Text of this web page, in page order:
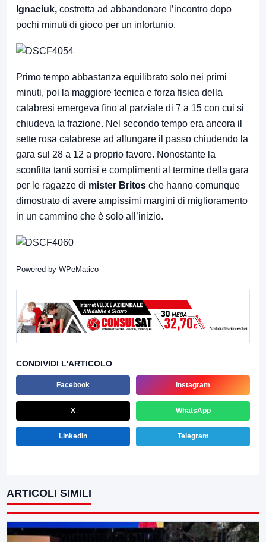
Ignaciuk, costretta ad abbandonare l’incontro dopo
pochi minuti di gioco per un infortunio.
Primo tempo abbastanza equilibrato solo nei primi
minuti, poi la maggiore tecnica e forza fisica della
calabresi emergeva fino al parziale di 7 a 15 con cui si
chiudeva la frazione. Nel secondo tempo era ancora il
sette rosa calabrese ad allungare il passo chiudendo la
gara sul 28 a 12 a proprio favore. Nonostante la
sconfitta tanti sorrisi e complimenti al termine della gara
per le ragazze di mister Britos che hanno comunque
dimostrato di avere ampissimi margini di miglioramento
in un cammino che è solo all’inizio.
Powered by WPeMatico
CONDIVIDI L'ARTICOLO
Facebook Instagram
X WhatsApp
LinkedIn Telegram
ARTICOLI SIMILI